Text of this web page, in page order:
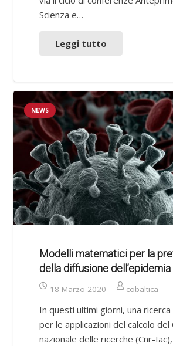
Scienza e…
Leggi tutto
NEWS
Modelli matematici per la
della diffusione dell’epidemia
18 Marzo 2020 cobaltica
In questi ultimi giorni, una
per le applicazioni del calcolo del
nazionale delle ricerche (Cnr-